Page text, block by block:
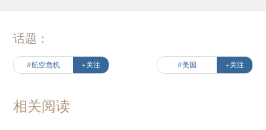
话题：
#航空危机 +关注 #美国 +关注
相关阅读